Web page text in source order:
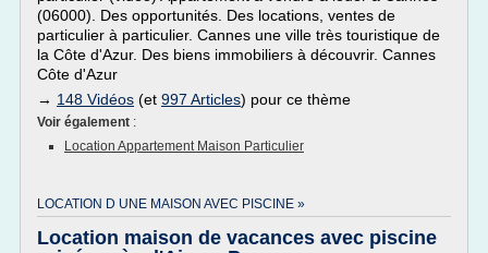
(06000). Des opportunités. Des locations, ventes de
particulier à particulier. Cannes une ville très touristique de
la Côte d'Azur. Des biens immobiliers à découvrir. Cannes
Côte d'Azur
→ 148 Vidéos (et 997 Articles) pour ce thème
Voir également :
Location Appartement Maison Particulier
LOCATION D UNE MAISON AVEC PISCINE »
Location maison de vacances avec piscine